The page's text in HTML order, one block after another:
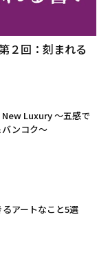
２回：刻まれる
Luxury ～五感で
ンコク～
アートなこと5選